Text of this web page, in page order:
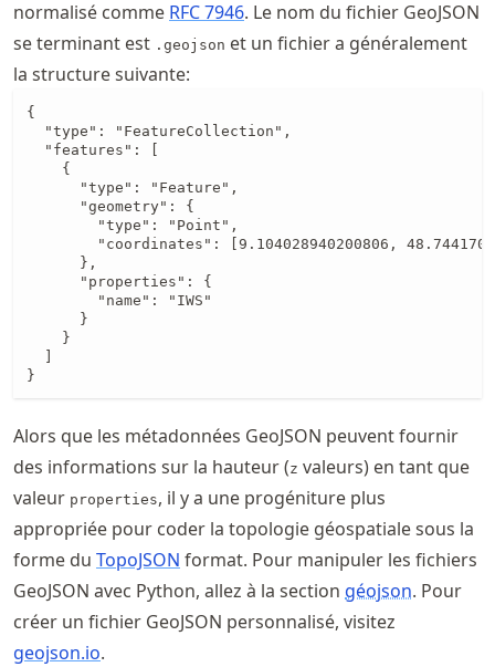
normalisé comme RFC 7946. Le nom du fichier GeoJSON
se terminant est .geojson et un fichier a généralement
la structure suivante:
{
  "type": "FeatureCollection",
  "features": [
    {
      "type": "Feature",
      "geometry": {
        "type": "Point",
"coordinates": [9.104028940200806,
      },
      "properties": {
        "name": "IWS"
      }
    }
}
Alors que les métadonnées GeoJSON peuvent fournir
des informations sur la hauteur (z valeurs) en tant que
valeur properties, il y a une progéniture plus
appropriée pour coder la topologie géospatiale sous la
forme du TopoJSON format. Pour manipuler les fichiers
GeoJSON avec Python, allez à la section géojson. Pour
créer un fichier GeoJSON personnalisé, visitez
geojson.io.